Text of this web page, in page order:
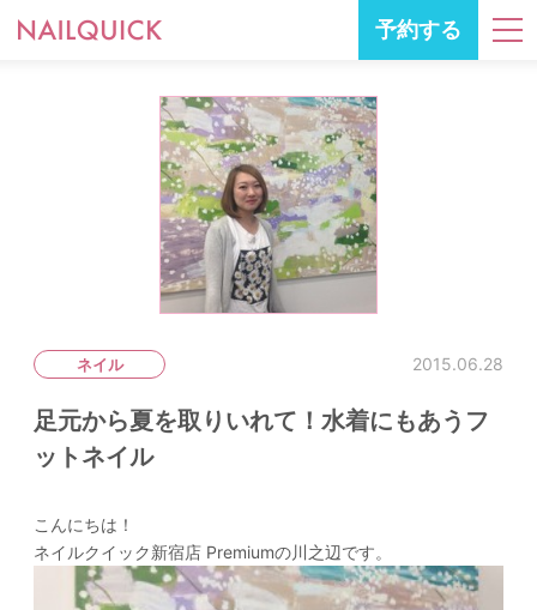
予約する
ネイル 2015.06.28
足元から夏を取りいれて！水着にもあうフ
ットネイル
こんにちは！
ネイルクイック新宿店 Premiumの川之辺です。